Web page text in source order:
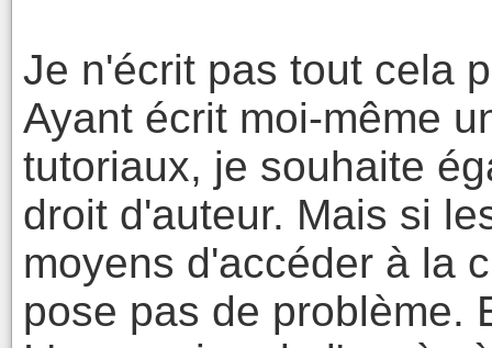
Je n'écrit pas tout cela
Ayant écrit moi-même
tutoriaux, je souhaite
droit d'auteur. Mais si
moyens d'accéder à la
pose pas de problème.